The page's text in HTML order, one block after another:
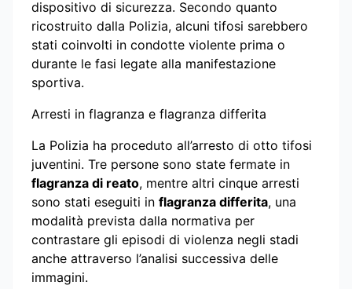
dispositivo di sicurezza. Secondo quanto
ricostruito dalla Polizia, alcuni tifosi sarebbero
stati coinvolti in condotte violente prima o
durante le fasi legate alla manifestazione
sportiva.
Arresti in flagranza e flagranza differita
La Polizia ha proceduto all’arresto di otto tifosi
juventini. Tre persone sono state fermate in
flagranza di reato, mentre altri cinque arresti
sono stati eseguiti in flagranza differita, una
modalità prevista dalla normativa per
contrastare gli episodi di violenza negli stadi
anche attraverso l’analisi successiva delle
immagini.